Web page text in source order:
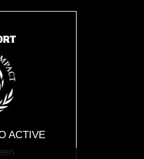
ACTIVE